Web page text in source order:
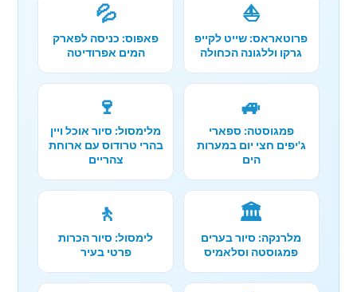
⛵
פרוטאראס: שייט לקייפ
גרקו וללגונה הכחולה
💦
פאפוס: כניסה לפארק
המים אפרודיטה
🚙
פמגוסטה: ספארי
ג'יפים חצי יום במערות
הים
🍷
מלימסול: סיור אוכל ויין
בהרי טרודוס עם ארוחת
צהריים
🏛️
מלרנקה: סיור בערים
פמגוסטה וסלאמיס
🚶
לימסול: סיור הכרות
פרטי בעיר